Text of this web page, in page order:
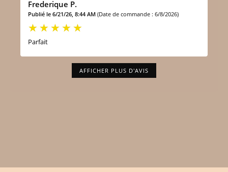
Frederique P.
Publié le 6/21/26, 8:44 AM (Date de commande : 6/8/2026)
Parfait
AFFICHER PLUS D'AVIS